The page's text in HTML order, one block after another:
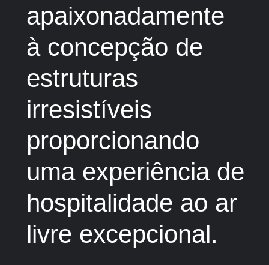
apaixonadamente
à concepção de
estruturas
irresistíveis
proporcionando
uma experiência de
hospitalidade ao ar
livre excepcional.